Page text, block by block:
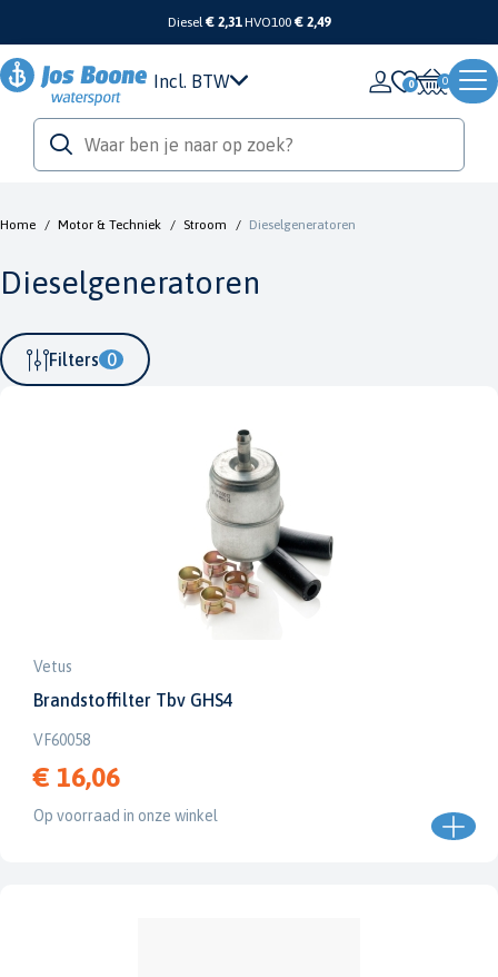
Diesel€ 2,31 HVO100 € 2,49
Incl. BTW 0
Home / Motor & Techniek / Stroom / Dieselgeneratoren
Dieselgeneratoren
Filters 0
Vetus
Brandstoffilter Tbv GHS4
VF60058
€ 16,06
Op voorraad in onze winkel